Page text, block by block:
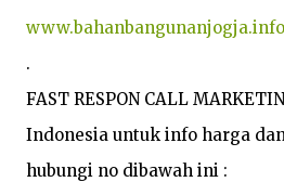
www.bahanbangunanjogja.info
.
FAST RESPON CALL
Indonesia untuk info harga
hubungi no dibawah ini :